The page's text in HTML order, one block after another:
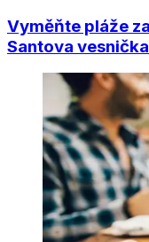
Vyměňte pláže
Santova